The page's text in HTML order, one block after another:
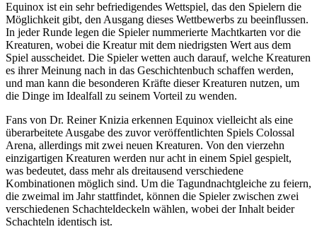
Equinox ist ein sehr befriedigendes Wettspiel, das den Spielern die
Möglichkeit gibt, den Ausgang dieses Wettbewerbs zu beeinflussen.
In jeder Runde legen die Spieler nummerierte Machtkarten vor die
Kreaturen, wobei die Kreatur mit dem niedrigsten Wert aus dem
Spiel ausscheidet. Die Spieler wetten auch darauf, welche Kreaturen
es ihrer Meinung nach in das Geschichtenbuch schaffen werden,
und man kann die besonderen Kräfte dieser Kreaturen nutzen, um
die Dinge im Idealfall zu seinem Vorteil zu wenden.
Fans von Dr. Reiner Knizia erkennen Equinox vielleicht als eine
überarbeitete Ausgabe des zuvor veröffentlichten Spiels Colossal
Arena, allerdings mit zwei neuen Kreaturen. Von den vierzehn
einzigartigen Kreaturen werden nur acht in einem Spiel gespielt,
was bedeutet, dass mehr als dreitausend verschiedene
Kombinationen möglich sind. Um die Tagundnachtgleiche zu feiern,
die zweimal im Jahr stattfindet, können die Spieler zwischen zwei
verschiedenen Schachteldeckeln wählen, wobei der Inhalt beider
Schachteln identisch ist.